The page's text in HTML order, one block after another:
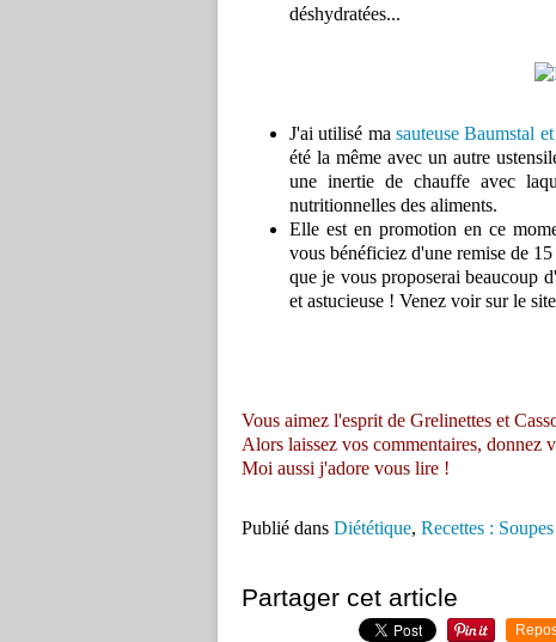
déshydratées...
J'ai utilisé masauteuse Baumstal
été la même avec un autre
une inertie de chauffe avec
nutritionnelles des aliments.
Elle est en promotion en ce
vous bénéficiez d'une remise de
que je vous proposerai beaucoup
et astucieuse ! Venez voir sur le site
Vous aimez l'esprit de Grelinettes et
Alors laissez vos commentaires,
Moi aussi j'adore vous lire !
Publié dans Diététique, Recettes :
Partager cet article